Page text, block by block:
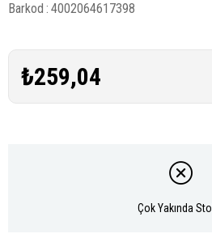
Barkod : 4002064617398
₺259,04
Çok Yakında